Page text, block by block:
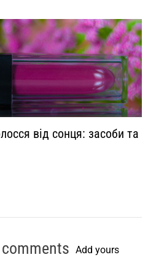
від сонця: засоби та
Add yours